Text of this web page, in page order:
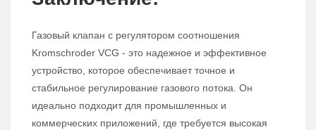
Газовый клапан с регулятором соотношения
Kromschroder VCG - это надежное и эффективное
устройство, которое обеспечивает точное и
стабильное регулирование газового потока. Он
идеально подходит для промышленных и
коммерческих приложений, где требуется высокая